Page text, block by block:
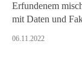
Erfundenem
mit Daten und
06.11.2022